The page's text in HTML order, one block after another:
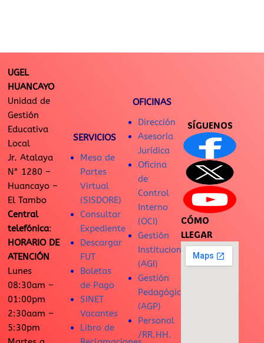
UGEL
HUANCAYO
Unidad de
Gestión
Educativa
Local
Jr. Atalaya
N° 1280 –
Huancayo –
El Tambo
Central
telefónica:
HORARIO DE
ATENCIÓN
Lunes
08:30am –
01:00pm
2:30aam –
5:30pm
SERVICIOS
Mesa de
Partes
Virtual
(SISDORE)
Consultar
Expediente
Descargar
FUT
Boletas
de Pago
SINET
Vacantes
Libro de
OFICINAS
Dirección
Asesoría
Jurídica
Oficina
de
Control
Interno
(OCI)
Gestión
Institucional
(AGI)
Gestión
Pedagógica
(AGP)
Personal
/RR.HH.
SÍGUENOS
CÓMO
LLEGAR